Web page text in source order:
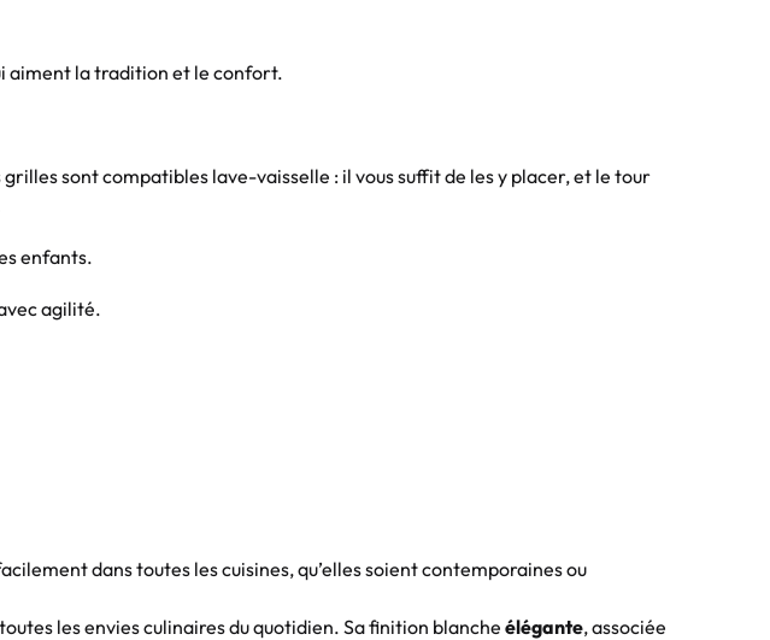
aiment la tradition et le confort.
sont compatibles lave-vaisselle : il vous suffit de les y placer, et le tour
enfants.
agilité.
dans toutes les cuisines, qu’elles soient contemporaines ou
les envies culinaires du quotidien. Sa finition blanche élégante, associée